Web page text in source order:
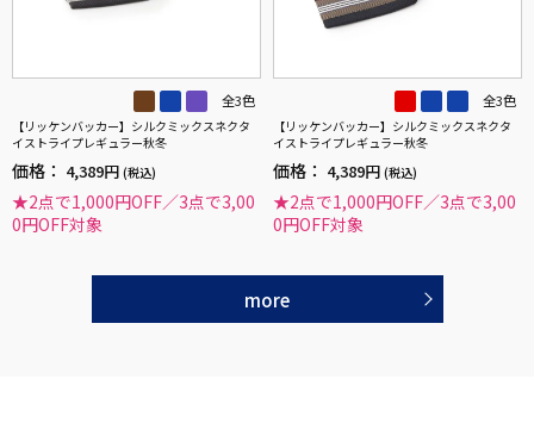
全3色
【リッケンバッカー】シルクミックスネクタ
イストライプレギュラー秋冬
価格： 4,389円 (税込)
★2点で1,000円OFF／3点で3,00
0円OFF対象
全3色
【リッケンバッカー】シルクミックスネクタ
イストライプレギュラー秋冬
価格： 4,389円 (税込)
★2点で1,000円OFF／3点で3,00
0円OFF対象
more